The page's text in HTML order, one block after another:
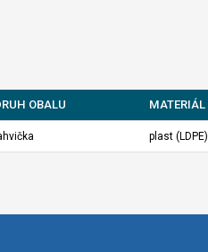
OBALU MATERIÁL
plast (LDPE)